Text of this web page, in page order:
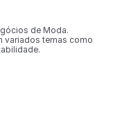
de Moda.
variados temas como